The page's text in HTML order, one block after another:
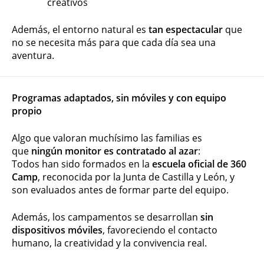
creativos
Además, el entorno natural es tan espectacular que
no se necesita más para que cada día sea una
aventura.
Programas adaptados, sin móviles y con equipo
propio
Algo que valoran muchísimo las familias es
que ningún monitor es contratado al azar:
Todos han sido formados en la escuela oficial de 360
Camp, reconocida por la Junta de Castilla y León, y
son evaluados antes de formar parte del equipo.
Además, los campamentos se desarrollan sin
dispositivos móviles, favoreciendo el contacto
humano, la creatividad y la convivencia real.